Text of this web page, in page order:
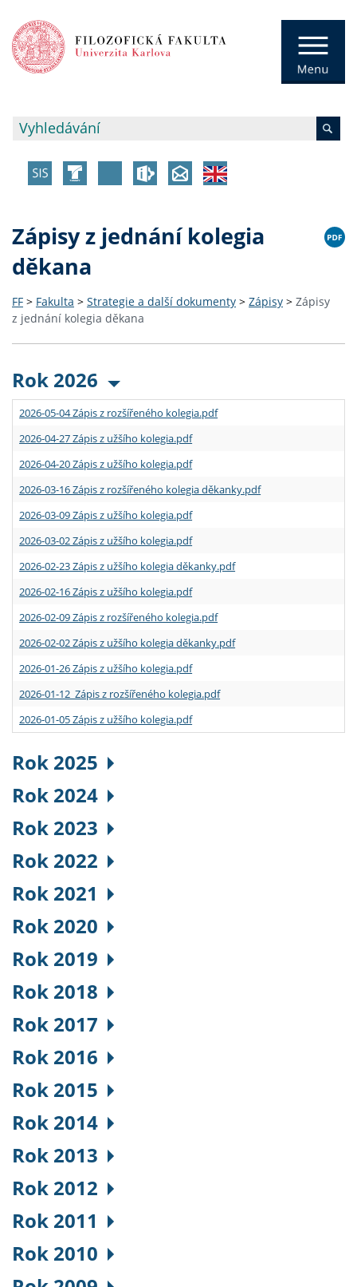
Zápisy z jednání kolegia
děkana
FF > Fakulta > Strategie a další dokumenty > Zápisy > Zápisy
z jednání kolegia děkana
Rok 2026
2026-05-04 Zápis z rozšířeného kolegia.pdf
2026-04-27 Zápis z užšího kolegia.pdf
2026-04-20 Zápis z užšího kolegia.pdf
2026-03-16 Zápis z rozšířeného kolegia děkanky.pdf
2026-03-09 Zápis z užšího kolegia.pdf
2026-03-02 Zápis z užšího kolegia.pdf
2026-02-23 Zápis z užšího kolegia děkanky.pdf
2026-02-16 Zápis z užšího kolegia.pdf
2026-02-09 Zápis z rozšířeného kolegia.pdf
2026-02-02 Zápis z užšího kolegia děkanky.pdf
2026-01-26 Zápis z užšího kolegia.pdf
2026-01-12 Zápis z rozšířeného kolegia.pdf
2026-01-05 Zápis z užšího kolegia.pdf
Rok 2025
Rok 2024
Rok 2023
Rok 2022
Rok 2021
Rok 2020
Rok 2019
Rok 2018
Rok 2017
Rok 2016
Rok 2015
Rok 2014
Rok 2013
Rok 2012
Rok 2011
Rok 2010